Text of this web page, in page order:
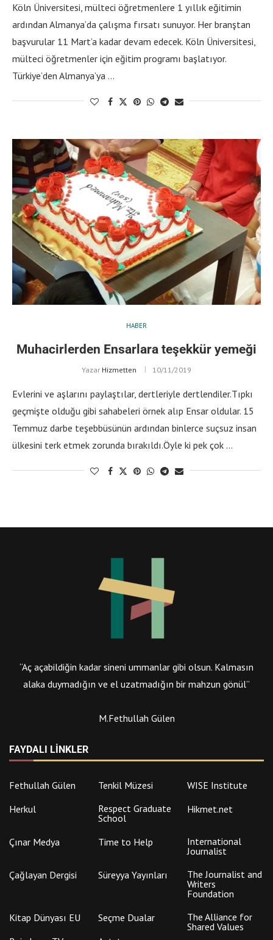
Köln Üniversitesi, mülteci öğretmenlere 1 yıllık eğitimin
ardından Almanya’da çalışma fırsatı sunuyor. Her branştan
başvurular 11 Mart’a kadar devam edecek. Köln Üniversitesi,
mülteci öğretmenler için eğitim programı başlatıyor.
Türkiye’den Almanya’ya …
HABER
Muhacirlerden Ensarlara teşekkür yemeği
Yazar Hizmetten 10/11/2019
Evlerini ve aşlarını paylaştılar, dertleriyle dertlendiler.Tıpkı
geçmişte olduğu gibi sahabeleri örnek alıp Ensar oldular. 15
Temmuz darbe teşebbüsünün ardından binlerce suçsuz insan
ülkesini terk etmek zorunda bırakıldı.Öyle ki pek çok …
“Aç açabildiğin kadar sineni ummanlar gibi olsun. Kalmasın
alaka duymadığın ve el uzatmadığın bir mahzun gönül”
M.Fethullah Gülen
FAYDALI LINKLER
Fethullah Gülen Tenkil Müzesi
WISE Institute
Herkul
Respect Graduate
School
Hikmet.net
Çınar Medya Time to Help
International
Journalist
Çağlayan Dergisi
Süreyya Yayınları
The Journalist and
Writers
Foundation
Kitap Dünyası EU
Seçme Dualar
The Alliance for
Shared Values